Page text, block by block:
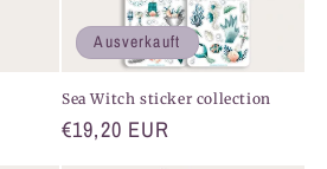
Ausverkauft
Sea Witch sticker collection
Normaler
€19,20 EUR